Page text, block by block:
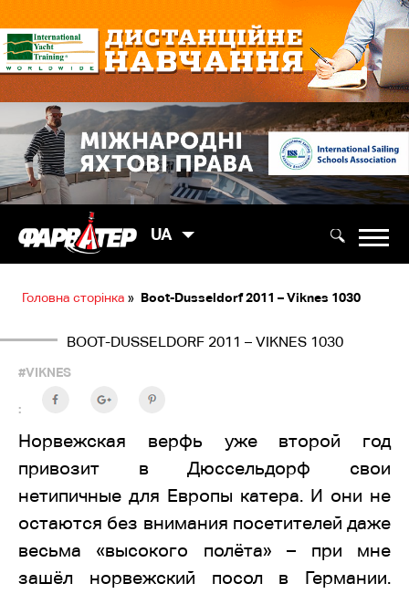
UA
Головна сторінка » Boot-Dusseldorf 2011 – Viknes 1030
BOOT-DUSSELDORF 2011 – VIKNES 1030
#VIKNES
:
Норвежская верфь уже второй год
привозит в Дюссельдорф свои
нетипичные для Европы катера. И они не
остаются без внимания посетителей даже
весьма «высокого полёта» – при мне
зашёл норвежский посол в Германии.